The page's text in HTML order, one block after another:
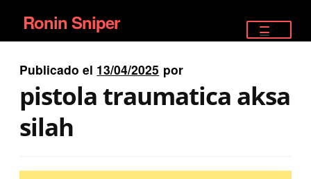
Ir
a
la
navegación
Ir
al
contenido
Ronin Sniper
EQUIPAMIENTO ÉLITE
PISTOLAS
Publicado el 13/04/2025 por
pistola traumatica aksa
silah